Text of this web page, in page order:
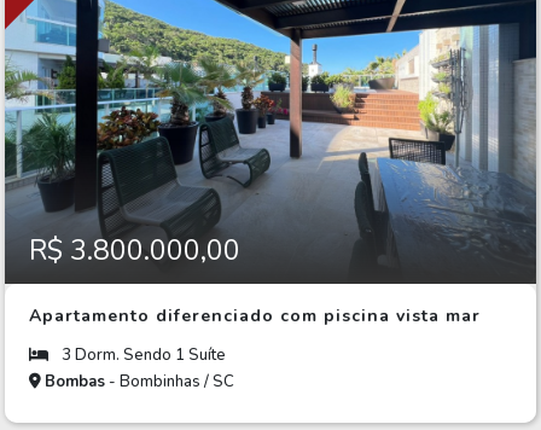
R$ 3.800.000,00
Apartamento diferenciado com piscina vista mar
3 Dorm. Sendo 1 Suíte
Bombas - Bombinhas / SC